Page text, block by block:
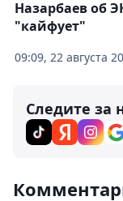
09:09, 22 августа
Назарбаев об
"кайфует"
Следите за